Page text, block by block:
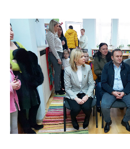
Kažu dolazi mađioničar na
to prerušeni fodik sa novim
Анонимно2795928 јуче 8:26
778 tako je
Анонимно2796323 јуче 8:36
Sve su bitke zavrsene
ravno!?